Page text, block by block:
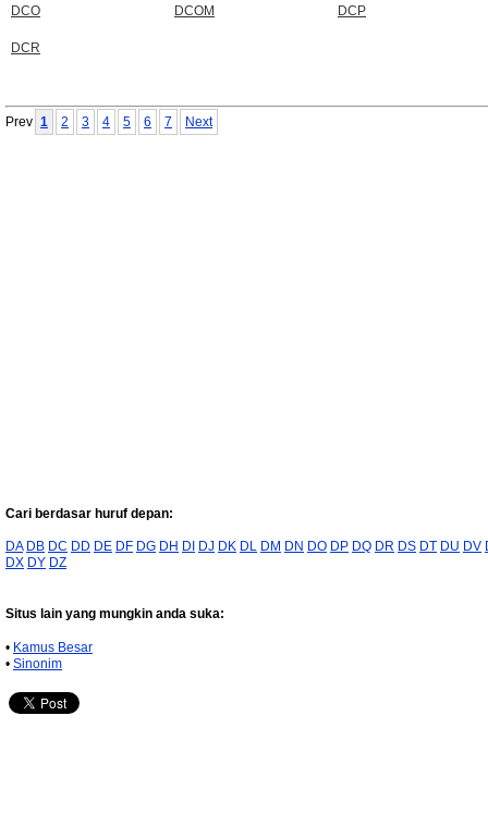
DCO DCOM DCP
DCR
Prev 1 2 3 4 5 6 7 Next
Cari berdasar huruf depan:
DA DB DC DD DE DF DG DH DI DJ DK DL DM DN DO DP DQ DR DS DT DU DV
DX DY DZ
Situs lain yang mungkin anda suka:
• Kamus Besar
• Sinonim